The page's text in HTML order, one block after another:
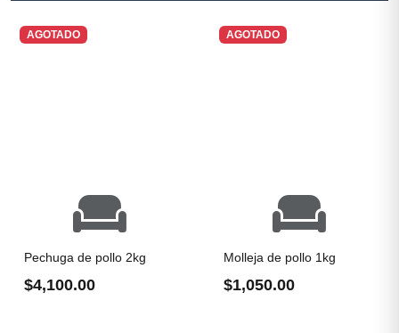
AGOTADO
Pechuga de pollo 2kg
$4,100.00
AGOTADO
Molleja de pollo 1kg
$1,050.00